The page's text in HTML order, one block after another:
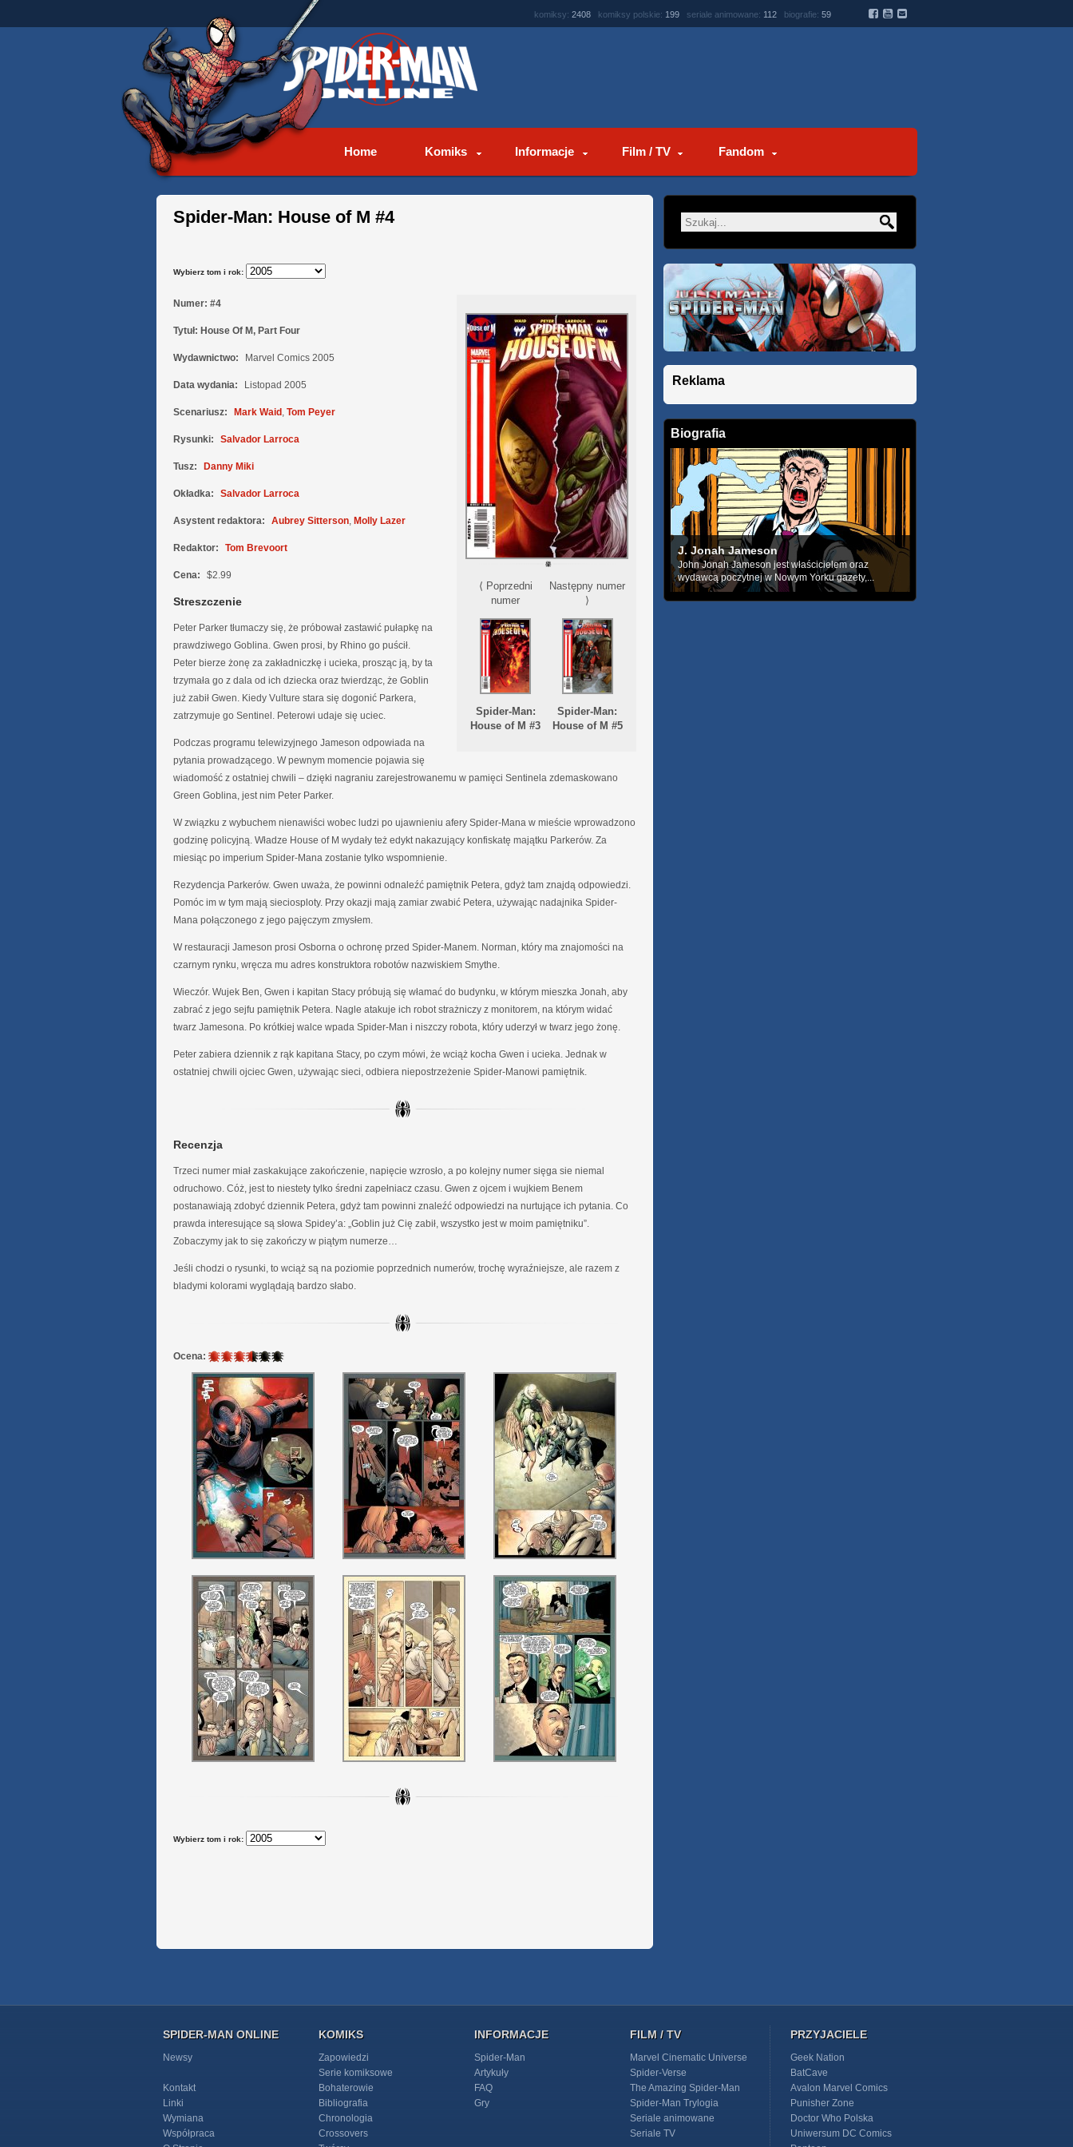
komiksy: 2408 komiksy polskie: 199 seriale animowane: 112 biografie: 59
Home Komiks Informacje Film / TV Fandom
Spider-Man: House of M #4
Wybierz tom i rok:
⟨ Poprzedni
numer
Spider-Man:
House of M #3
Następny numer
⟩
Spider-Man:
House of M #5
Numer: #4
Tytuł: House Of M, Part Four
Wydawnictwo: Marvel Comics 2005
Data wydania: Listopad 2005
Scenariusz: Mark Waid , Tom Peyer
Rysunki: Salvador Larroca
Tusz: Danny Miki
Okładka: Salvador Larroca
Asystent redaktora: Aubrey Sitterson, Molly Lazer
Redaktor: Tom Brevoort
Cena: $2.99
Streszczenie
Peter Parker tłumaczy się, że próbował zastawić pułapkę na
prawdziwego Goblina. Gwen prosi, by Rhino go puścił.
Peter bierze żonę za zakładniczkę i ucieka, prosząc ją, by ta
trzymała go z dala od ich dziecka oraz twierdząc, że Goblin
już zabił Gwen. Kiedy Vulture stara się dogonić Parkera,
zatrzymuje go Sentinel. Peterowi udaje się uciec.
Podczas programu telewizyjnego Jameson odpowiada na
pytania prowadzącego. W pewnym momencie pojawia się
wiadomość z ostatniej chwili – dzięki nagraniu zarejestrowanemu w pamięci Sentinela zdemaskowano
Green Goblina, jest nim Peter Parker.
W związku z wybuchem nienawiści wobec ludzi po ujawnieniu afery Spider-Mana w mieście wprowadzono
godzinę policyjną. Władze House of M wydały też edykt nakazujący konfiskatę majątku Parkerów. Za
miesiąc po imperium Spider-Mana zostanie tylko wspomnienie.
Rezydencja Parkerów. Gwen uważa, że powinni odnaleźć pamiętnik Petera, gdyż tam znajdą odpowiedzi.
Pomóc im w tym mają sieciosploty. Przy okazji mają zamiar zwabić Petera, używając nadajnika Spider-
Mana połączonego z jego pajęczym zmysłem.
W restauracji Jameson prosi Osborna o ochronę przed Spider-Manem. Norman, który ma znajomości na
czarnym rynku, wręcza mu adres konstruktora robotów nazwiskiem Smythe.
Wieczór. Wujek Ben, Gwen i kapitan Stacy próbują się włamać do budynku, w którym mieszka Jonah, aby
zabrać z jego sejfu pamiętnik Petera. Nagle atakuje ich robot strażniczy z monitorem, na którym widać
twarz Jamesona. Po krótkiej walce wpada Spider-Man i niszczy robota, który uderzył w twarz jego żonę.
Peter zabiera dziennik z rąk kapitana Stacy, po czym mówi, że wciąż kocha Gwen i ucieka. Jednak w
ostatniej chwili ojciec Gwen, używając sieci, odbiera niepostrzeżenie Spider-Manowi pamiętnik.
Recenzja
Trzeci numer miał zaskakujące zakończenie, napięcie wzrosło, a po kolejny numer sięga sie niemal
odruchowo. Cóż, jest to niestety tylko średni zapełniacz czasu. Gwen z ojcem i wujkiem Benem
postanawiają zdobyć dziennik Petera, gdyż tam powinni znaleźć odpowiedzi na nurtujące ich pytania. Co
prawda interesujące są słowa Spidey’a: „Goblin już Cię zabił, wszystko jest w moim pamiętniku”.
Zobaczymy jak to się zakończy w piątym numerze…
Jeśli chodzi o rysunki, to wciąż są na poziomie poprzednich numerów, trochę wyraźniejsze, ale razem z
bladymi kolorami wyglądają bardzo słabo.
Ocena: 3.5
6
Wybierz tom i rok:
Reklama
Biografia
J. Jonah Jameson
John Jonah Jameson jest właścicielem oraz
wydawcą poczytnej w Nowym Yorku gazety,...
SPIDER-MAN ONLINE
Newsy
Kontakt
Linki
Wymiana
Współpraca
KOMIKS
Zapowiedzi
Serie komiksowe
Bohaterowie
Bibliografia
Chronologia
Crossovers
INFORMACJE
Spider-Man
Artykuły
FAQ
Gry
FILM / TV
Marvel Cinematic Universe
Spider-Verse
The Amazing Spider-Man
Spider-Man Trylogia
Seriale animowane
Seriale TV
PRZYJACIELE
Geek Nation
BatCave
Avalon Marvel Comics
Punisher Zone
Doctor Who Polska
Uniwersum DC Comics